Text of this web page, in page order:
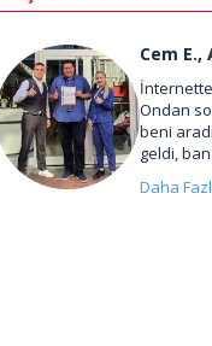
Cem E.,
Ondan
beni
geldi,
Daha